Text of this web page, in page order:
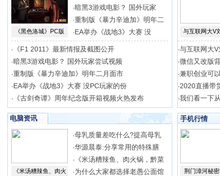
《黑色洛城》PC版
·暗黑3游戏电影？ 国外玩家
·重制版《暴力辛迪加》明年二
·EA举办《战地3》大赛 没
· 《F1 2011》最新情报及截图公开
·暗黑3游戏电影？ 国外玩家尝试视频
·重制版《暴力辛迪加》明年二月面市
·EA举办《战地3》大赛 没PC玩家的份
· 《古剑奇谭》周年纪念版开箱视频火热发布
与互联网大V
·与互联网大
·微信又改版
·兼职创业可
·2020直播带
·我们看一下
电脑资讯
《米汤糟辣鱼、肉火
·母乳质量差吃什么?提高母乳
·华源晨泰:分享常用的特殊膳
· 《米汤糟辣鱼、肉火锅，黔菜
·为什么大家都选择老愚公面馆
手机行情
荆门漳河秘